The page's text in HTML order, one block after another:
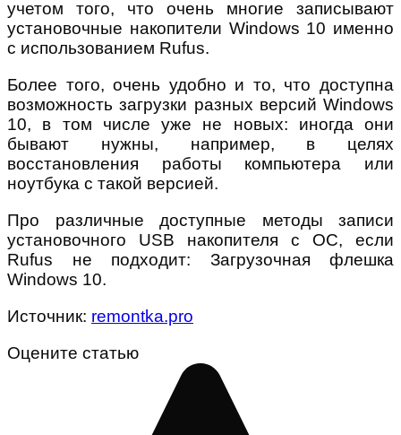
учетом того, что очень многие записывают
установочные накопители Windows 10 именно
с использованием Rufus.
Более того, очень удобно и то, что доступна
возможность загрузки разных версий Windows
10, в том числе уже не новых: иногда они
бывают нужны, например, в целях
восстановления работы компьютера или
ноутбука с такой версией.
Про различные доступные методы записи
установочного USB накопителя с ОС, если
Rufus не подходит: Загрузочная флешка
Windows 10.
Источник: remontka.pro
Оцените статью